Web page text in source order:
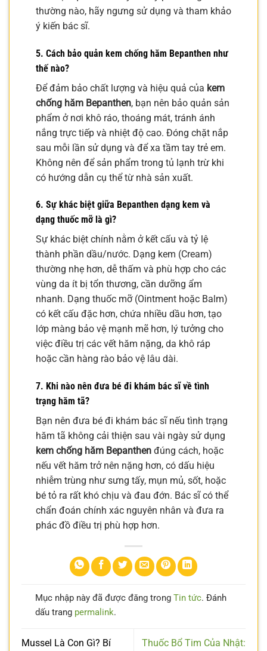
thường nào, hãy ngưng sử dụng và tham khảo
ý kiến bác sĩ.
5. Cách bảo quản kem chống hăm Bepanthen như
thế nào?
Để đảm bảo chất lượng và hiệu quả của kem
chống hăm Bepanthen, bạn nên bảo quản sản
phẩm ở nơi khô ráo, thoáng mát, tránh ánh
nắng trực tiếp và nhiệt độ cao. Đóng chặt nắp
sau mỗi lần sử dụng và để xa tầm tay trẻ em.
Không nên để sản phẩm trong tủ lạnh trừ khi
có hướng dẫn cụ thể từ nhà sản xuất.
6. Sự khác biệt giữa Bepanthen dạng kem và
dạng thuốc mỡ là gì?
Sự khác biệt chính nằm ở kết cấu và tỷ lệ
thành phần dầu/nước. Dạng kem (Cream)
thường nhẹ hơn, dễ thấm và phù hợp cho các
vùng da ít bị tổn thương, cần dưỡng ẩm
nhanh. Dạng thuốc mỡ (Ointment hoặc Balm)
có kết cấu đặc hơn, chứa nhiều dầu hơn, tạo
lớp màng bảo vệ mạnh mẽ hơn, lý tưởng cho
việc điều trị các vết hăm nặng, da khô ráp
hoặc cần hàng rào bảo vệ lâu dài.
7. Khi nào nên đưa bé đi khám bác sĩ về tình
trạng hăm tã?
Bạn nên đưa bé đi khám bác sĩ nếu tình trạng
hăm tã không cải thiện sau vài ngày sử dụng
kem chống hăm Bepanthen đúng cách, hoặc
nếu vết hăm trở nên nặng hơn, có dấu hiệu
nhiễm trùng như sưng tấy, mụn mủ, sốt, hoặc
bé tỏ ra rất khó chịu và đau đớn. Bác sĩ có thể
chẩn đoán chính xác nguyên nhân và đưa ra
phác đồ điều trị phù hợp hơn.
Mục nhập này đã được đăng trong Tin tức. Đánh
dấu trang permalink.
Mussel Là Con Gì? Bí Thuốc Bổ Tim Của Nhật: